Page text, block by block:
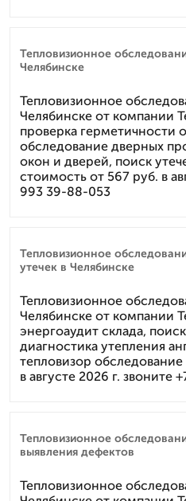
Тепловизионное
Челябинске
Тепловизионное
Челябинске от компании
проверка герметичности
обследование дверных
окон и дверей, поиск
стоимость от 567 руб. в
993 39-88-053
Тепловизионное
утечек в Челябинске
Тепловизионное
Челябинске от компании
энергоаудит склада,
диагностика утепления
тепловизор
в августе 2026 г. звоните
Тепловизионное
выявления дефектов
Тепловизионное